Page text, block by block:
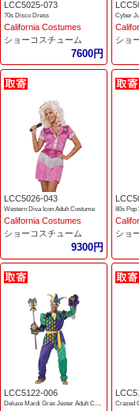
LCC5025-073
70s Disco Dress
California Costumes
ショーコスチューム
7600円
Cyber
ショ
LCC5026-043
Western Diva Icon Adult Costume
California Costumes
ショーコスチューム
9300円
80s Pop
ショ
LCC5122-006
Crazed